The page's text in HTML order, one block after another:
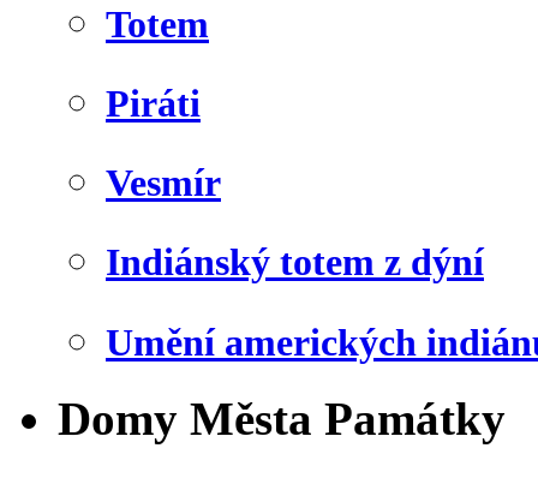
Totem
Piráti
Vesmír
Indiánský totem z dýní
Umění amerických
Domy Města Památky